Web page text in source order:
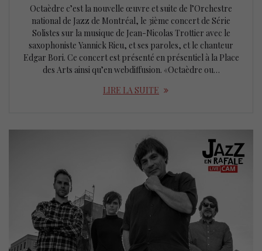
Octaèdre c’est la nouvelle œuvre et suite de l’Orchestre
national de Jazz de Montréal, le 3ième concert de Série
Solistes sur la musique de Jean-Nicolas Trottier avec le
saxophoniste Yannick Rieu, et ses paroles, et le chanteur
Edgar Bori. Ce concert est présenté en présentiel à la Place
des Arts ainsi qu’en webdiffusion. «Octaèdre ou…
LIRE LA SUITE